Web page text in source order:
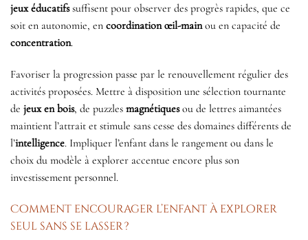
jeux éducatifssuffisent pour observer des progrès rapides, que ce
soit en autonomie, en coordination œil-mainou en capacité de
concentration.
Favoriser la progression passe par le renouvellement régulier des
activités proposées. Mettre à disposition une sélection tournante
de jeux en bois, de puzzles magnétiquesou de lettres aimantées
maintient l’attrait et stimule sans cesse des domaines différents de
l’intelligence. Impliquer l’enfant dans le rangement ou dans le
choix du modèle à explorer accentue encore plus son
investissement personnel.
Comment encourager l’enfant à explorer
seul sans se lasser ?